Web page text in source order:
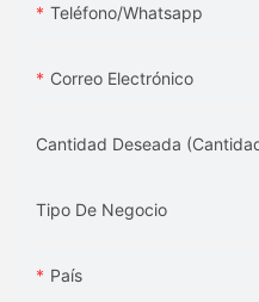
Teléfono/whatsapp
Correo Electrónico
Cantidad Deseada
Tipo De Negocio
País